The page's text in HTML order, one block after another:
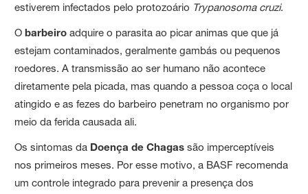
estiverem infectados pelo protozoário Trypanosoma cruzi.
Obarbeiroadquire o parasita ao picar animas que que já
estejam contaminados, geralmente gambás ou pequenos
roedores. A transmissão ao ser humano não acontece
diretamente pela picada, mas quando a pessoa coça o local
atingido e as fezes do barbeiro penetram no organismo por
meio da ferida causada ali.
Os sintomas da Doença de Chagassão imperceptíveis
nos primeiros meses. Por esse motivo, a BASF recomenda
um controle integrado para prevenir a presença dos